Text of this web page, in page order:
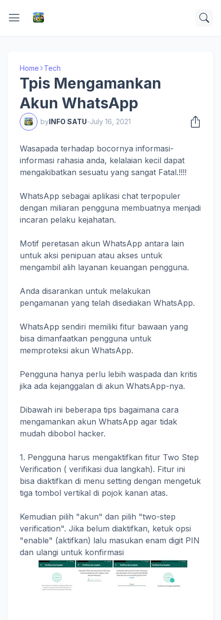
Home Tech
Tpis Mengamankan
Akun WhatsApp
byINFO SATU-July 16, 2021
Wasapada terhadap bocornya informasi-
informasi rahasia anda, kelalaian kecil dapat
mengakibatkan sesuatu yang sangat Fatal.!!!!
WhatsApp sebagai aplikasi chat terpopuler
dengan miliaran pengguna membuatnya menjadi
incaran pelaku kejahatan.
Motif peretasan akun WhatsApp antara lain
untuk aksi penipuan atau akses untuk
mengambil alih layanan keuangan pengguna.
Anda disarankan untuk melakukan
pengamanan yang telah disediakan WhatsApp.
WhatsApp sendiri memiliki fitur bawaan yang
bisa dimanfaatkan pengguna untuk
memproteksi akun WhatsApp.
Pengguna hanya perlu lebih waspada dan kritis
jika ada kejanggalan di akun WhatsApp-nya.
Dibawah ini beberapa tips bagaimana cara
mengamankan akun WhatsApp agar tidak
mudah dibobol hacker.
1. Pengguna harus mengaktifkan fitur Two Step
Verification ( verifikasi dua langkah). Fitur ini
bisa diaktifkan di menu setting dengan mengetuk
tiga tombol vertikal di pojok kanan atas.
Kemudian pilih "akun" dan pilih "two-step
verification". Jika belum diaktifkan, ketuk opsi
"enable" (aktifkan) lalu masukan enam digit PIN
dan ulangi untuk konfirmasi